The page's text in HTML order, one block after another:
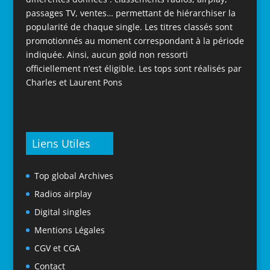
passages TV, ventes… permettant de hiérarchiser la
popularité de chaque single. Les titres classés sont
promotionnés au moment correspondant à la période
indiquée. Ainsi, aucun gold non ressorti
officiellement n’est éligible. Les tops sont réalisés par
Charles et Laurent Pons
Liens Utiles
Top global Archives
Radios airplay
Digital singles
Mentions Légales
CGV et CGA
Contact